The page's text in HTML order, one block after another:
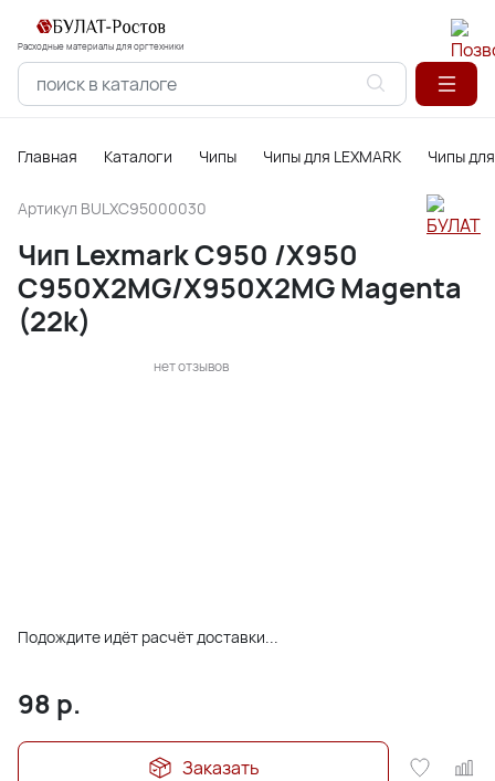
Расходные материалы для оргтехники
Главная Каталоги Чипы Чипы для LEXMARK Чипы
Артикул BULXC95000030
Чип Lexmark C950 /X950
C950X2MG/X950X2MG Magenta
(22k)
нет отзывов
Подождите идёт расчёт доставки...
98 р.
Заказать